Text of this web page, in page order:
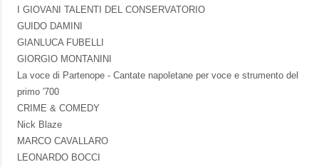
I GIOVANI TALENTI DEL CONSERVATORIO
GUIDO DAMINI
GIANLUCA FUBELLI
GIORGIO MONTANINI
La voce di Partenope - Cantate napoletane per voce e strumento del
primo '700
CRIME & COMEDY
Nick Blaze
MARCO CAVALLARO
LEONARDO BOCCI